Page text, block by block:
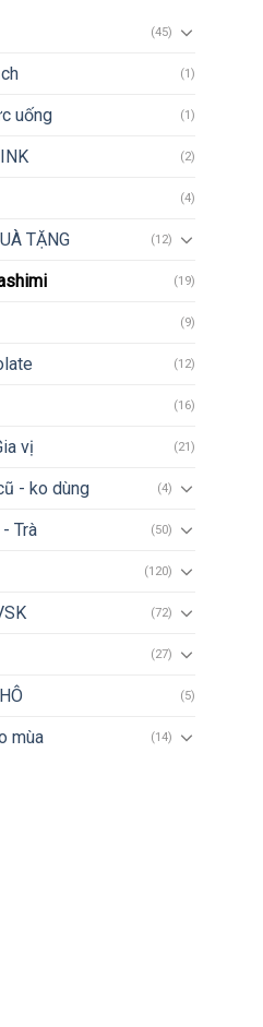
(45)
(1)
uống (1)
(2)
(4)
TẶNG (12)
(19)
(9)
(12)
(16)
vị (21)
- ko dùng (4)
Trà (50)
(120)
(72)
(27)
(5)
mùa (14)